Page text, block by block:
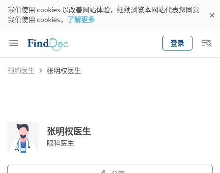
我们使用 cookies 以改善网站体验，继续浏览本网站代表您同意
我们使用 cookies。 了解更多
登录
Keyword
预约医生 张明权医生
张明权医生
眼科医生